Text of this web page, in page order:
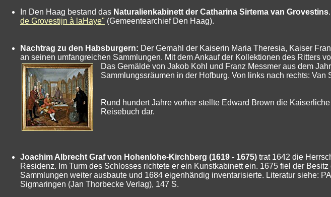
In Den Haag bestand das Naturalienkabinett der Catharina Sirtema van Grovestins
de Grovestijn à laHaye" (Gemeentearchief Den Haag).
Nachtrag zu den Habsburgern: Der Gemahl der Kaiserin Maria Theresia, Kaiser
an seinen umfangreichen Sammlungen. Mit dem Ankauf der Kollektionen des Ritters
Das Gemälde von Jakob Kohl und Franz Messmer aus dem
Sammlungssräumen in der Hofburg. Von links nach rechts:
Rund hundert Jahre vorher stellte Edward Brown die
Reisebuch dar.
Joachim Albrecht Graf von Hohenlohe-Kirchberg (1619 - 1675) trat 1642 die
Residenz. Im Turm des Schlosses richtete er ein Kunstkabinett ein. 1675 fiel der
Sammlungen weiter ausbaute und 1684 eigenhändig inventarisierte. Literatur siehe:
Sigmaringen (Jan Thorbecke Verlag), 147 S.